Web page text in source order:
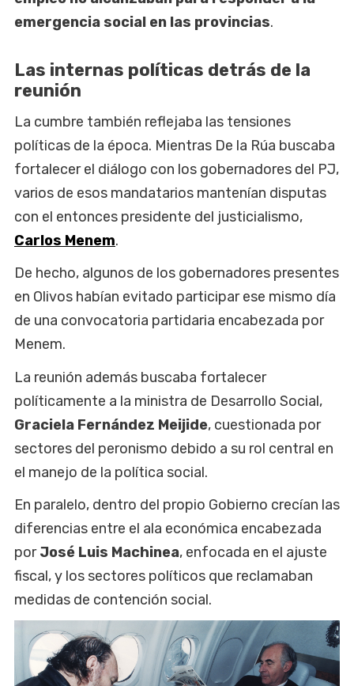
emergencia social en las provincias.
Las internas políticas detrás de la
reunión
La cumbre también reflejaba las tensiones
políticas de la época. Mientras De la Rúa buscaba
fortalecer el diálogo con los gobernadores del PJ,
varios de esos mandatarios mantenían disputas
con el entonces presidente del justicialismo,
Carlos Menem.
De hecho, algunos de los gobernadores presentes
en Olivos habían evitado participar ese mismo día
de una convocatoria partidaria encabezada por
Menem.
La reunión además buscaba fortalecer
políticamente a la ministra de Desarrollo Social,
Graciela Fernández Meijide, cuestionada por
sectores del peronismo debido a su rol central en
el manejo de la política social.
En paralelo, dentro del propio Gobierno crecían las
diferencias entre el ala económica encabezada
porJosé Luis Machinea, enfocada en el ajuste
fiscal, y los sectores políticos que reclamaban
medidas de contención social.